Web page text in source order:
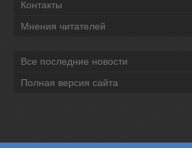
Контакты
Мнения читателей
Все последние новости
Полная версия сайта